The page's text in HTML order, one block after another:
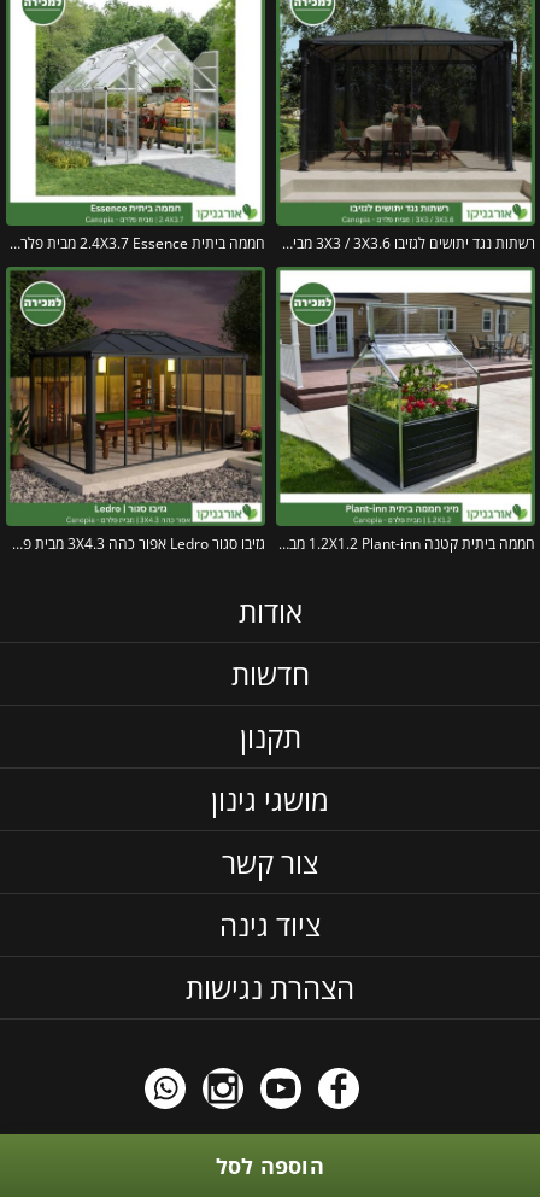
הוספה לסל
רשתות נגד יתושים לגזיבו 3X3 / 3X3.6 מבית פלרם – Canopia חממה ביתית 2.4X3.7 Essence מבית פלרם – Canopia
חממה ביתית קטנה 1.2X1.2 Plant-inn מבית פלרם – קנופיה גזיבו סגור Ledro אפור כהה 3X4.3 מבית פלרם – Canopia
אודות
חדשות
תקנון
מושגי גינון
צור קשר
ציוד גינה
הצהרת נגישות
כל התוכן באתר הוא בגדר תוכן אינפורמטיבי אין לראות בזה המלצה